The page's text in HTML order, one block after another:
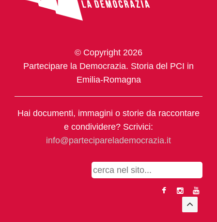
© Copyright 2026
Partecipare la Democrazia. Storia del PCI in
Emilia-Romagna
Hai documenti, immagini o storie da raccontare
e condividere? Scrivici:
info@parteciparelademocrazia.it